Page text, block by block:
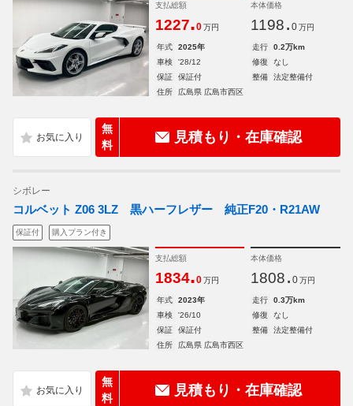
支払総額
1227.0 万円
本体価格
1198. 0 万円
年式 2025年 走行
0.2万km
車検
'28/12 修復
なし
保証
保証付 整備
法定整備付
住所
広島県 広島市西区
無
料
見積もり・在庫確認
シボレー
コルベット Z06 3LZ 黒ハーフレザー 純正F20・R21AW
保証付 購入プラン付き
支払総額
1834.0 万円
本体価格
1808. 0 万円
年式 2023年 走行
0.3万km
車検
'26/10 修復
なし
保証
保証付 整備
法定整備付
住所
広島県 広島市西区
無
料
見積もり・在庫確認